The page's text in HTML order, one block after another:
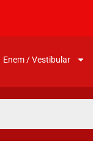
Enem / Vestibular